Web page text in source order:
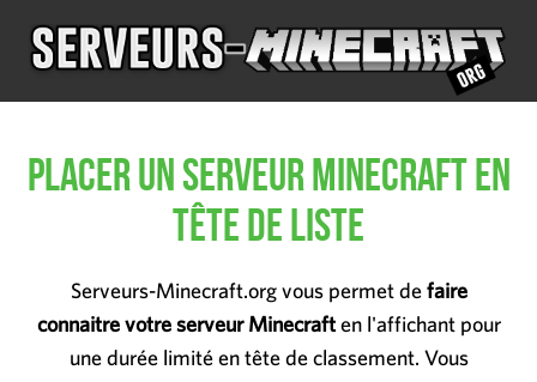
Placer un serveur Minecraft en
tête de liste
Serveurs-Minecraft.org vous permet defaire
connaitre votre serveur Minecraften l'affichant pour
une durée limité en tête de classement. Vous